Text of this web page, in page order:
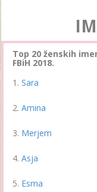
Top 20 ženskih
FBiH 2018.
Sara
Amina
Merjem
Asja
Esma